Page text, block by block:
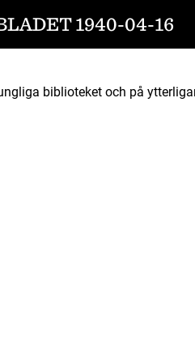
1940-04-16
biblioteket och på